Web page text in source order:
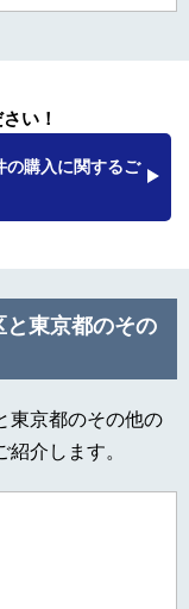
い！
の購入に関するご
と東京都のその
東京都のその他の
介します。